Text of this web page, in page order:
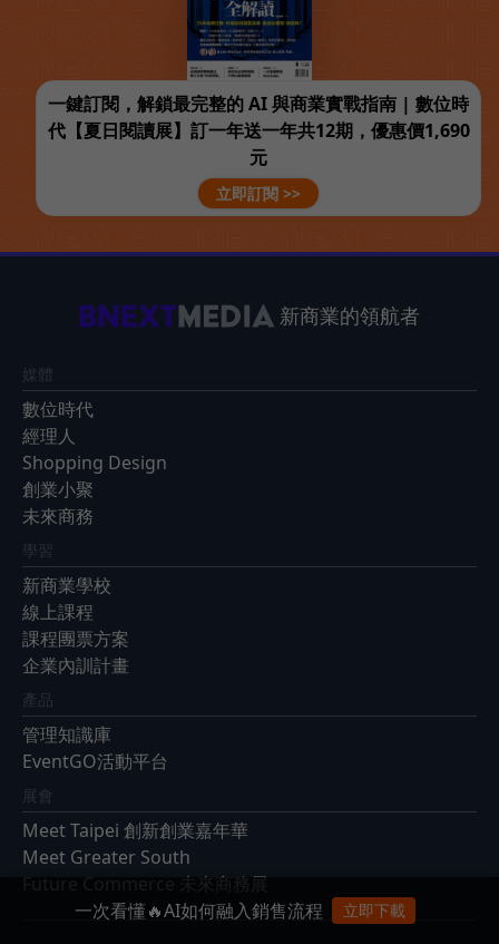
一鍵訂閱，解鎖最完整的 AI 與商業實戰指南 | 數位時
代【夏日閱讀展】訂一年送一年共12期，優惠價1,690
元
立即訂閱 >>
新商業的領航者
媒體
數位時代
經理人
Shopping Design
創業小聚
未來商務
學習
新商業學校
線上課程
課程團票方案
企業內訓計畫
產品
管理知識庫
EventGO活動平台
展會
Meet Taipei 創新創業嘉年華
Meet Greater South
Future Commerce 未來商務展
一次看懂🔥AI如何融入銷售流程 立即下載